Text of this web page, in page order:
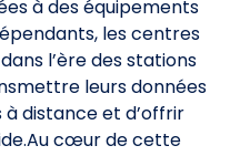
à des équipements
les centres
l’ère des stations
leurs données
distance et d’offrir
cœur de cette